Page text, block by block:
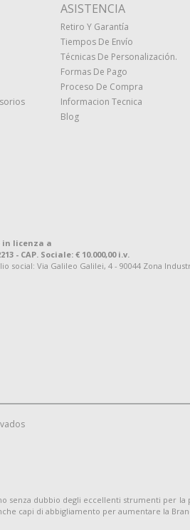
ASISTENCIA
Retiro Y Garantía
Tiempos De Envío
Técnicas De Personalización.
Formas De Pago
Proceso De Compra
Informacion Tecnica
Blog
in licenza a
- CAP. Sociale: € 10.000,00 i.v.
Via Galileo Galilei, 4 - 90044 Zona
senza dubbio degli eccellenti strumenti per
capi di abbigliamento per aumentare la